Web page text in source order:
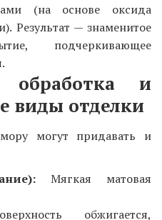
(на основе оксида
Результат — знаменитое
подчеркивающее
и
виды отделки
могут придавать и
Мягкая матовая
обжигается,